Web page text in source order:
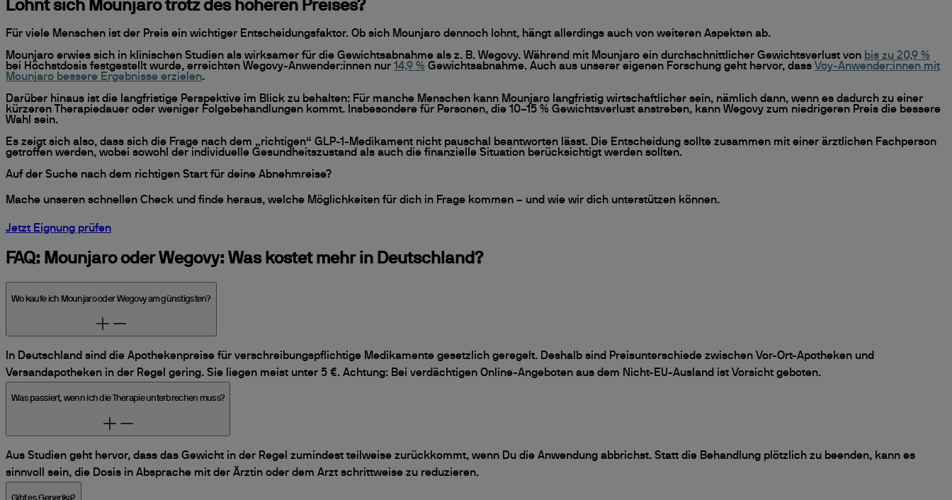
Lohnt sich Mounjaro trotz des höheren Preises?
Für viele Menschen ist der Preis ein wichtiger Entscheidungsfaktor. Ob sich Mounjaro dennoch lohnt, hängt allerdings auch von weiteren Aspekten ab.
Mounjaro erwies sich in klinischen Studien als wirksamer für die Gewichtsabnahme als z. B. Wegovy. Während mit Mounjaro ein durchschnittlicher Gewichtsverlust von bis zu 20,9 %
bei Höchstdosis festgestellt wurde, erreichten Wegovy-Anwender:innen nur 14,9 % Gewichtsabnahme. Auch aus unserer eigenen Forschung geht hervor, dass Voy-Anwender:innen mit
Mounjaro bessere Ergebnisse erzielen.
Darüber hinaus ist die langfristige Perspektive im Blick zu behalten: Für manche Menschen kann Mounjaro langfristig wirtschaftlicher sein, nämlich dann, wenn es dadurch zu einer
kürzeren Therapiedauer oder weniger Folgebehandlungen kommt. Insbesondere für Personen, die 10–15 % Gewichtsverlust anstreben, kann Wegovy zum niedrigeren Preis die bessere
Wahl sein.
Es zeigt sich also, dass sich die Frage nach dem „richtigen“ GLP-1-Medikament nicht pauschal beantworten lässt. Die Entscheidung sollte zusammen mit einer ärztlichen Fachperson
getroffen werden, wobei sowohl der individuelle Gesundheitszustand als auch die finanzielle Situation berücksichtigt werden sollten.
Auf der Suche nach dem richtigen Start für deine Abnehmreise?
Mache unseren schnellen Check und finde heraus, welche Möglichkeiten für dich in Frage kommen – und wie wir dich unterstützen können.
Jetzt Eignung prüfen
FAQ: Mounjaro oder Wegovy: Was kostet mehr in Deutschland?
Wo kaufe ich Mounjaro oder Wegovy am günstigsten?
In Deutschland sind die Apothekenpreise für verschreibungspflichtige Medikamente gesetzlich geregelt. Deshalb sind Preisunterschiede zwischen Vor-Ort-Apotheken und
Versandapotheken in der Regel gering. Sie liegen meist unter 5 €. Achtung: Bei verdächtigen Online-Angeboten aus dem Nicht-EU-Ausland ist Vorsicht geboten.
Was passiert, wenn ich die Therapie unterbrechen muss?
Aus Studien geht hervor, dass das Gewicht in der Regel zumindest teilweise zurückkommt, wenn Du die Anwendung abbrichst. Statt die Behandlung plötzlich zu beenden, kann es
sinnvoll sein, die Dosis in Absprache mit der Ärztin oder dem Arzt schrittweise zu reduzieren.